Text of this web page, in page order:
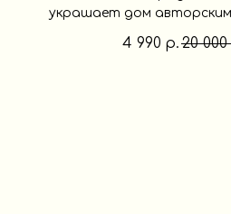
украшает дом
4 990 р. 20 000